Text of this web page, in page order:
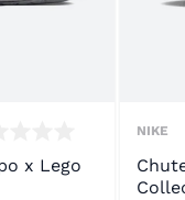
x Lego
NIKE